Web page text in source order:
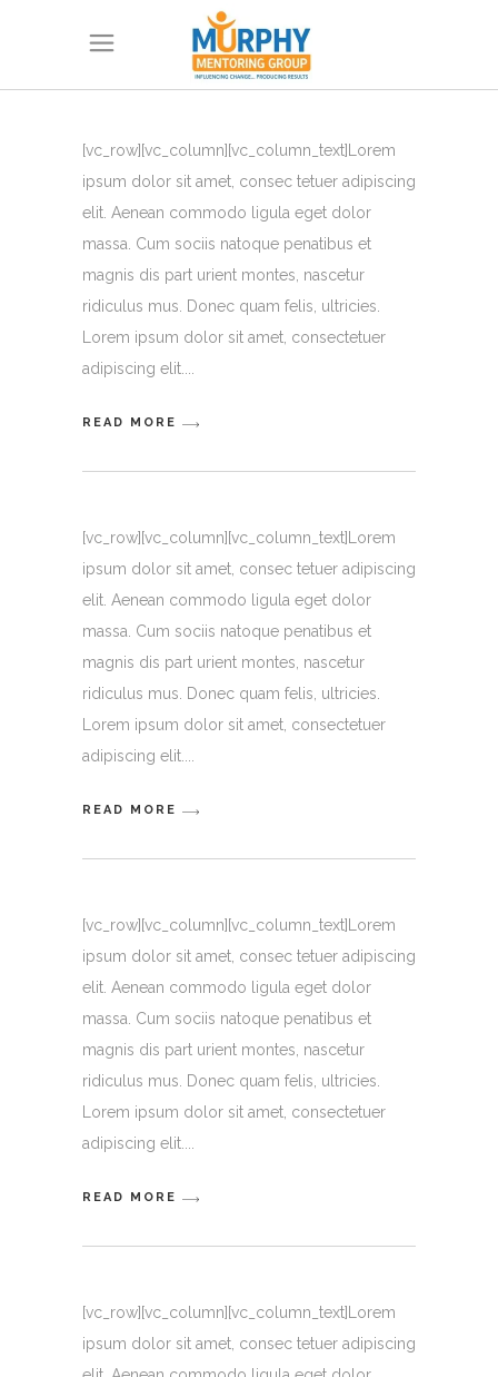
[vc_row][vc_column][vc_column_text]Lorem
ipsum dolor sit amet, consec tetuer adipiscing
elit. Aenean commodo ligula eget dolor
massa. Cum sociis natoque penatibus et
magnis dis part urient montes, nascetur
ridiculus mus. Donec quam felis, ultricies.
Lorem ipsum dolor sit amet, consectetuer
adipiscing elit.
READ MORE
[vc_row][vc_column][vc_column_text]Lorem
ipsum dolor sit amet, consec tetuer adipiscing
elit. Aenean commodo ligula eget dolor
massa. Cum sociis natoque penatibus et
magnis dis part urient montes, nascetur
ridiculus mus. Donec quam felis, ultricies.
Lorem ipsum dolor sit amet, consectetuer
adipiscing elit.
READ MORE
[vc_row][vc_column][vc_column_text]Lorem
ipsum dolor sit amet, consec tetuer adipiscing
elit. Aenean commodo ligula eget dolor
massa. Cum sociis natoque penatibus et
magnis dis part urient montes, nascetur
ridiculus mus. Donec quam felis, ultricies.
Lorem ipsum dolor sit amet, consectetuer
adipiscing elit.
READ MORE
[vc_row][vc_column][vc_column_text]Lorem
ipsum dolor sit amet, consec tetuer adipiscing